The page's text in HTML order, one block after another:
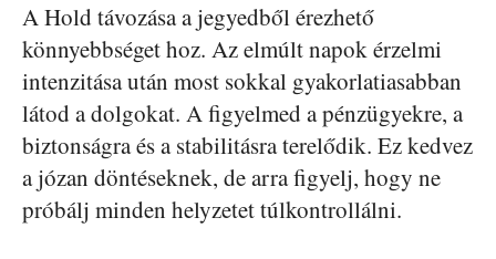
A Hold távozása a jegyedből érezhető
könnyebbséget hoz. Az elmúlt napok érzelmi
intenzitása után most sokkal gyakorlatiasabban
látod a dolgokat. A figyelmed a pénzügyekre, a
biztonságra és a stabilitásra terelődik. Ez kedvez
a józan döntéseknek, de arra figyelj, hogy ne
próbálj minden helyzetet túlkontrollálni.